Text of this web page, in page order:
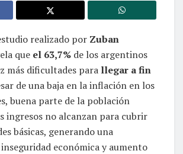
realizado por Zuban
que el 63,7% de los argentinos
más dificultades para llegar a fin
de una baja en la inflación en los
buena parte de la población
ingresos no alcanzan para cubrir
básicas, generando una
económica y aumento